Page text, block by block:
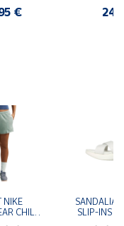
€
NIKE
CHILL
SANDALIAS
SLIP-INS